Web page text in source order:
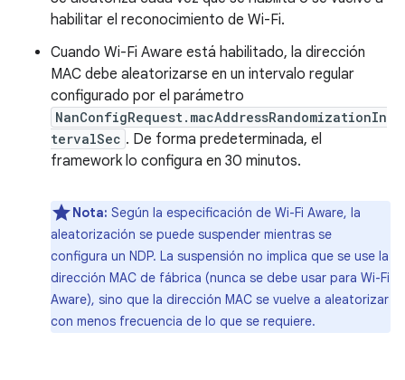
habilitar el reconocimiento de Wi-Fi.
Cuando Wi-Fi Aware está habilitado, la dirección
MAC debe aleatorizarse en un intervalo regular
configurado por el parámetro
NanConfigRequest.macAddressRandomizationIn
tervalSec . De forma predeterminada, el
framework lo configura en 30 minutos.
Nota: Según la especificación de Wi-Fi Aware, la
aleatorización se puede suspender mientras se
configura un NDP. La suspensión no implica que se use la
dirección MAC de fábrica (nunca se debe usar para Wi-Fi
Aware), sino que la dirección MAC se vuelve a aleatorizar
con menos frecuencia de lo que se requiere.